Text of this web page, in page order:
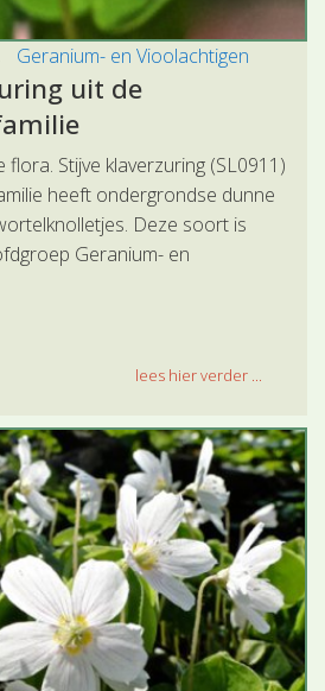
Geranium- en Vioolachtigen
uit de
Stijve klaverzuring (SL0911)
heeft ondergrondse dunne
Deze soort is
Geranium- en
lees hier verder ...